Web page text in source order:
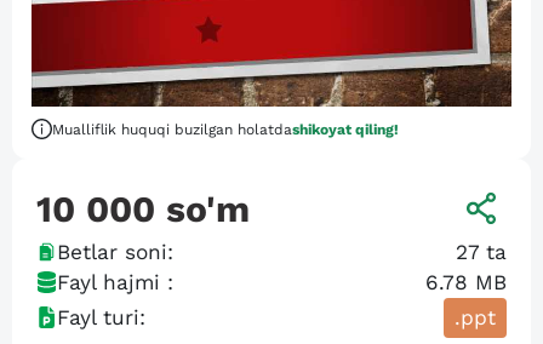
Mualliflik huquqi buzilgan holatdashikoyat qiling!
10 000 so'm
Betlar soni: 27 ta
Fayl hajmi :
6.78 MB
Fayl turi:
.ppt